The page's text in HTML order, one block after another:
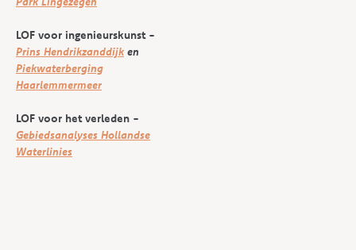
LOF voor ingenieurskunst -
Prins Hendrikzanddijken
Piekwaterberging
Haarlemmermeer
LOF voor het verleden -
Gebiedsanalyses Hollandse
Waterlinies